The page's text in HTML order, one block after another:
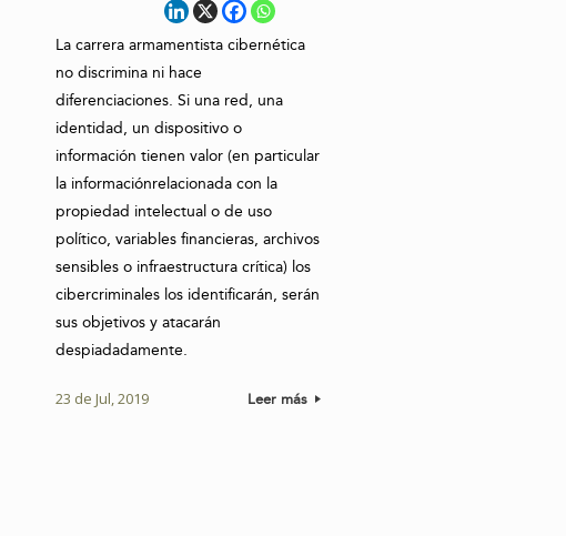
La carrera armamentista cibernética
no discrimina ni hace
diferenciaciones. Si una red, una
identidad, un dispositivo o
información tienen valor (en particular
la informaciónrelacionada con la
propiedad intelectual o de uso
político, variables financieras, archivos
sensibles o infraestructura crítica) los
cibercriminales los identificarán, serán
sus objetivos y atacarán
despiadadamente.
23 de Jul, 2019 Leer más